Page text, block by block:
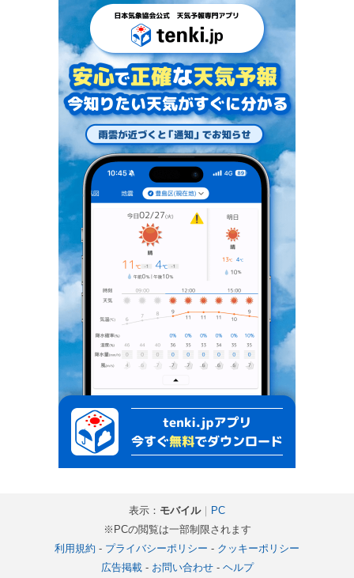
表示： モバイル｜ PC
※PCの閲覧は一部制限されます
利用規約 - プライバシーポリシー - クッキーポリシー
広告掲載- お問い合わせ- ヘルプ